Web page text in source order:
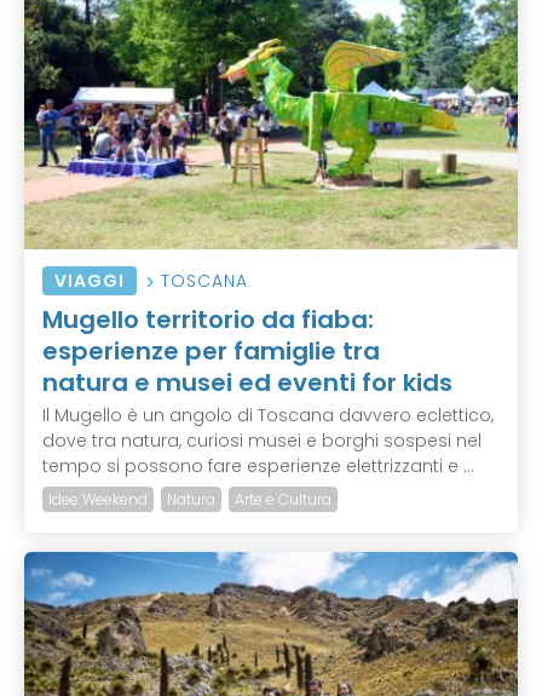
VIAGGI TOSCANA
Mugello territorio da fiaba:
esperienze per famiglie tra
natura e musei ed eventi for kids
Il Mugello è un angolo di Toscana davvero eclettico,
dove tra natura, curiosi musei e borghi sospesi nel
tempo si possono fare esperienze elettrizzanti e ...
Idee Weekend Natura Arte e Cultura